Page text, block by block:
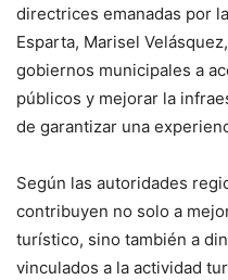
directrices emanadas por
Esparta, Marisel
gobiernos municipales a
públicos y mejorar la
de garantizar una
Según las autoridades
contribuyen no solo a
turístico, sino también a
vinculados a la actividad